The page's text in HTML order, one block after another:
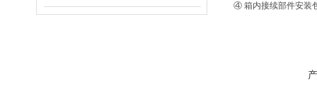
④ 箱内接续部件安装